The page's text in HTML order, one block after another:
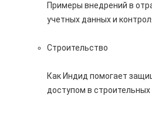
Примеры внедрений в
учетных данных и
Строительство
Как Индид помогает
доступом в строительных